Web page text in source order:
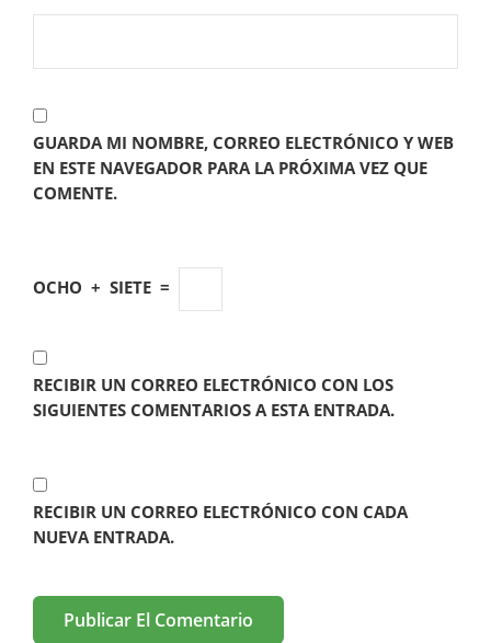
GUARDA MI NOMBRE, CORREO ELECTRÓNICO Y WEB
EN ESTE NAVEGADOR PARA LA PRÓXIMA VEZ QUE
COMENTE.
OCHO + SIETE =
RECIBIR UN CORREO ELECTRÓNICO CON LOS
SIGUIENTES COMENTARIOS A ESTA ENTRADA.
RECIBIR UN CORREO ELECTRÓNICO CON CADA
NUEVA ENTRADA.